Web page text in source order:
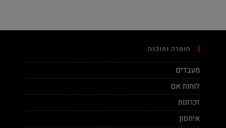
חומרה ותוכנה
מעבדים
לוחות אם
זכרונות
איחסון